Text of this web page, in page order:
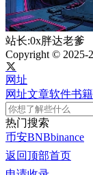
站长:0x胖达老爹
Copyright © 2025-
网址
网址文章软件书籍
热门搜索
币安BNBbinance
返回顶部首页